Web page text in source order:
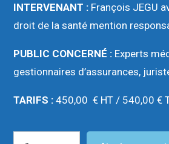
INTERVENANT : François JEGU
droit de la santé mention
PUBLIC CONCERNÉ : Experts
gestionnaires d’assurances,
TARIFS : 450,00 € HT / 540,00 €